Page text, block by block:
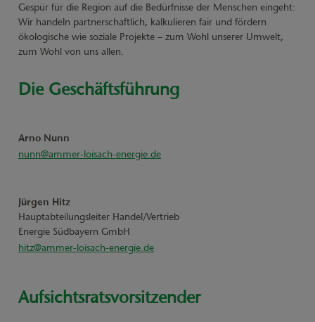
Gespür für die Region auf die Bedürfnisse der Menschen eingeht:
Wir handeln partnerschaftlich, kalkulieren fair und fördern
ökologische wie soziale Projekte – zum Wohl unserer Umwelt,
zum Wohl von uns allen.
Die Geschäftsführung
Arno Nunn
nunn@ammer-loisach-energie.de
Jürgen Hitz
Hauptabteilungsleiter Handel/Vertrieb
Energie Südbayern GmbH
hitz@ammer-loisach-energie.de
Aufsichtsratsvorsitzender